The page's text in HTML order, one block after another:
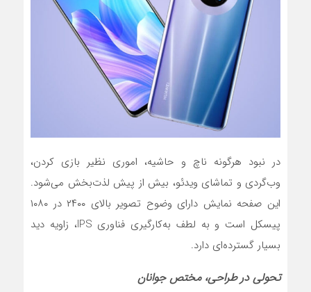
در نبود هرگونه ناچ و حاشیه، اموری نظیر بازی کردن،
وب‌گردی و تماشای ویدئو، بیش از پیش لذت‌بخش می‌شود.
این صفحه نمایش دارای وضوح تصویر بالای ۲۴۰۰ در ۱۰۸۰
پیسکل است و به لطف به‌کارگیری فناوری IPS، زاویه دید
بسیار گسترده‌ای دارد.
تحولی در طراحی، مختص جوانان